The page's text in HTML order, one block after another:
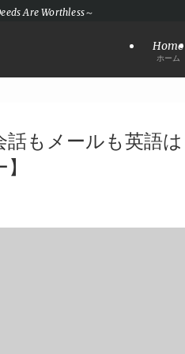
Are Worthless～
Home
ホーム
話もメールも英語